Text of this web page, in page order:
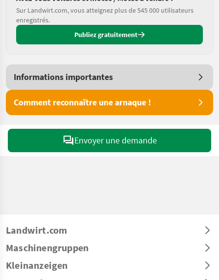
Sur Landwirt.com, vous atteignez plus de 545 000 utilisateurs
enregistrés.
Publiez gratuitement
Informations importantes
Comment reconnaître une arnaque !
Envoyer une demande
Landwirt.com
Maschinengruppen
Kleinanzeigen